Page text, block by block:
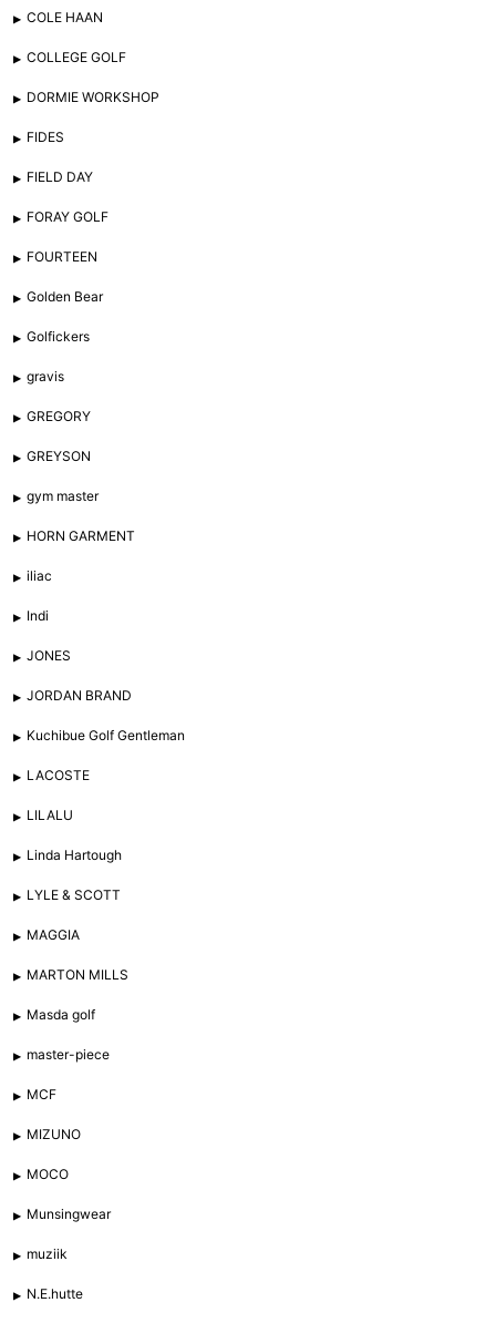
COLE HAAN
COLLEGE GOLF
DORMIE WORKSHOP
FIDES
FIELD DAY
FORAY GOLF
FOURTEEN
Golden Bear
Golfickers
gravis
GREGORY
GREYSON
gym master
HORN GARMENT
iliac
Indi
JONES
JORDAN BRAND
Kuchibue Golf Gentleman
LACOSTE
LILALU
Linda Hartough
LYLE & SCOTT
MAGGIA
MARTON MILLS
Masda golf
master-piece
MCF
MIZUNO
MOCO
Munsingwear
muziik
N.E.hutte